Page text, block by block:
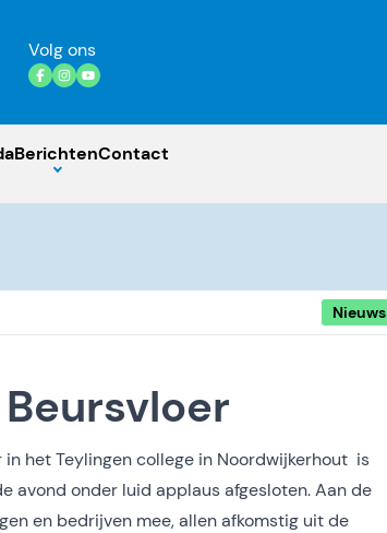
Volg ons
BerichtenContact
Nieuws
het Teylingen college in Noordwijkerhout is
avond onder luid applaus afgesloten. Aan de
en bedrijven mee, allen afkomstig uit de